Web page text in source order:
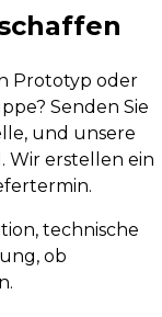
Prototyp oder
Senden Sie
und unsere
Wir erstellen ein
technische
ob